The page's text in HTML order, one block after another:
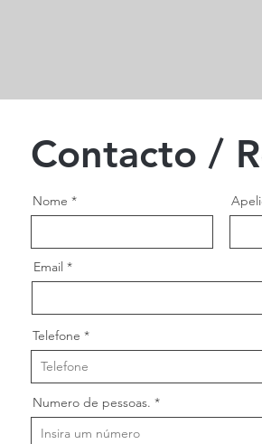
Contacto /
Nome
Email
Telefone
Numero de pessoas.